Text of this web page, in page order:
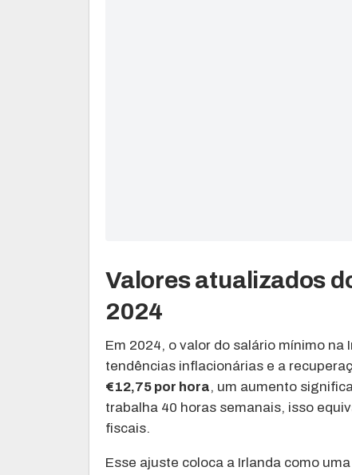
Valores atualizados
2024
Em 2024, o valor do salário mínimo
tendências inflacionárias e a
€12,75 por hora, um aumento
trabalha 40 horas semanais, isso
fiscais.
Esse ajuste coloca a Irlanda como